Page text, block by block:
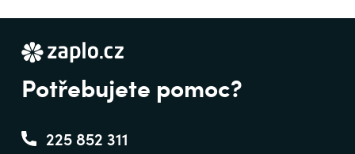
Potřebujete pomoc?
225 852 311